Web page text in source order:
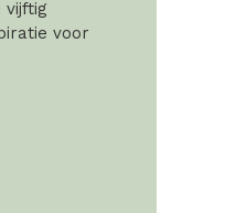
vijftig
voor